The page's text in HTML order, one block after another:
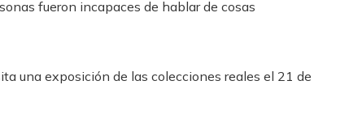
fueron incapaces de hablar de cosas
una exposición de las colecciones reales el 21 de